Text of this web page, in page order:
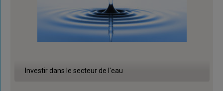
Investir dans le secteur de l'eau